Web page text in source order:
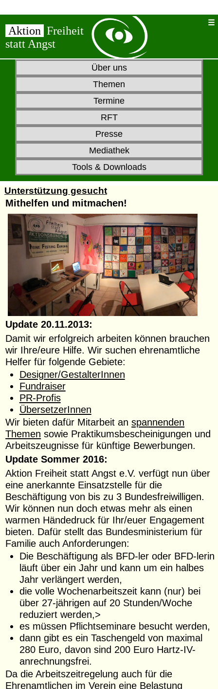
Aktion Freiheit
statt Angst
Über uns
Themen
Termine
RFT
Presse
Mediathek
Tools & Downloads
Unterstützung gesucht
Mithelfen und mitmachen!
Update 20.11.2013:
Damit wir erfolgreich arbeiten können brauchen
wir Ihre/eure Hilfe. Wir suchen ehrenamtliche
Helfer für folgende Gebiete:
Designer/GestalterInnen
Fundraiser
PR-Profis
ÜbersetzerInnen
Wir bieten dafür Mitarbeit anspannenden
Themen sowie Praktikumsbescheinigungen und
Arbeitszeugnisse für künftige Bewerbungen.
Update Sommer 2016:
Aktion Freiheit statt Angst e.V. verfügt nun über
eine anerkannte Einsatzstelle für die
Beschäftigung von bis zu 3 Bundesfreiwilligen.
Wir können nun doch etwas mehr als einen
warmen Händedruck für Ihr/euer Engagement
bieten. Dafür stellt das Bundesministerium für
Familie auch Anforderungen:
Die Beschäftigung als BFD-ler oder BFD-lerin
läuft über ein Jahr und kann um ein halbes
Jahr verlängert werden,
die volle Wochenarbeitszeit kann (nur) bei
über 27-jährigen auf 20 Stunden/Woche
reduziert werden,>
es müssen Pflichtseminare besucht werden,
dann gibt es ein Taschengeld von maximal
280 Euro, davon sind 200 Euro Hartz-IV-
anrechnungsfrei.
Da die Arbeitszeitregelung auch für die
Ehrenamtlichen im Verein eine Belastung